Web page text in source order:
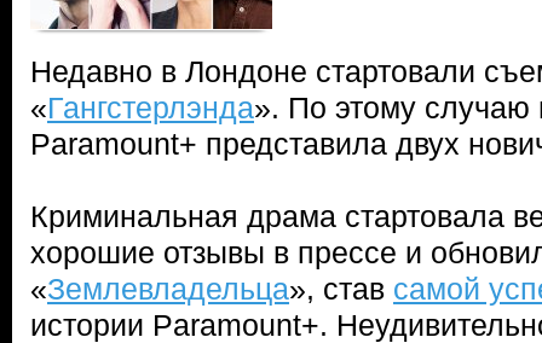
Недавно в Лондоне стартовали
«Гангстерлэнда». По этому
Paramount+ представила двух
Криминальная драма стартовала
хорошие отзывы в прессе и
«Землевладельца», став самой
истории Paramount+.